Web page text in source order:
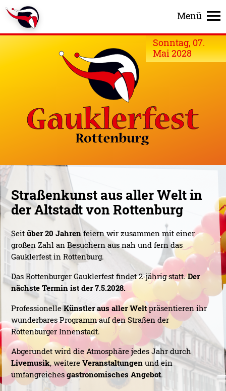
Menü
Sonntag, 07.
Mai 2028
Straßenkunst aus aller Welt in
der Altstadt von Rottenburg
Seit über 20 Jahrenfeiern wir zusammen mit einer
großen Zahl an Besuchern aus nah und fern das
Gauklerfest in Rottenburg.
Das Rottenburger Gauklerfest findet 2-jährig statt.Der
nächste Termin ist der 7.5.2028.
ProfessionelleKünstler aus aller Weltpräsentieren ihr
wunderbares Programm auf den Straßen der
Rottenburger Innenstadt.
Abgerundet wird die Atmosphäre jedes Jahr durch
Livemusik, weitere Veranstaltungen und ein
umfangreiches gastronomisches Angebot.